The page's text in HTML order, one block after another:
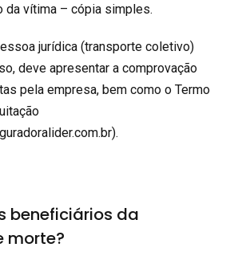
da vítima – cópia simples.
jurídica (transporte coletivo)
deve apresentar a comprovação
pela empresa, bem como o Termo
).
beneficiários da
morte?